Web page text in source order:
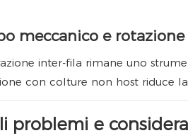
meccanico e
inter-fila rimane uno
con colture non host riduce
problemi e